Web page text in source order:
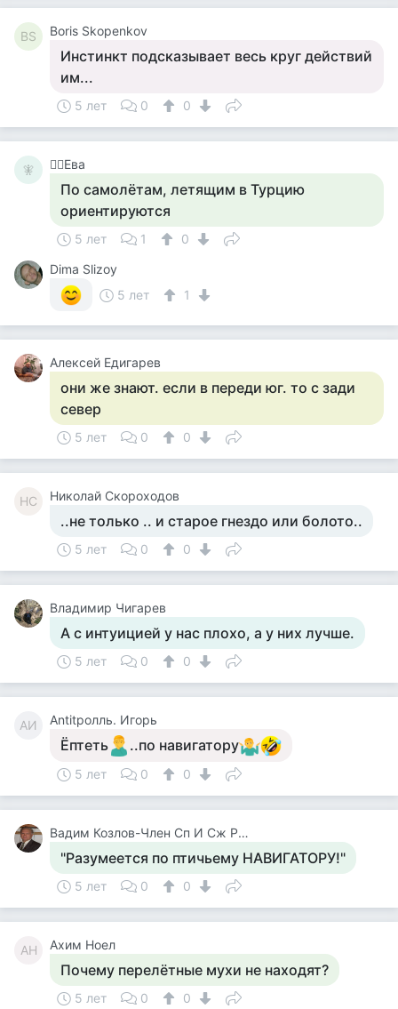
BS Boris Skopenkov
Инстинкт подсказывает весь круг действий
им...
5 лет 0 0
🧚‍ 🧚‍♀️Ева
По самолётам, летящим в Турцию
ориентируются
5 лет 1
0
Dima Slizoy
5 лет
1
Алексей Едигарев
они же знают. если в переди юг. то с зади
север
5 лет 0 0
НС Николай Скороходов
..не только .. и старое гнездо или болото..
5 лет 0 0
Владимир Чигарев
А с интуицией у нас плохо, а у них лучше.
5 лет 0 0
AИ Antitролль. Игорь
Ёптеть ..по навигатору
5 лет 0 0
Вадим Козлов-Член Сп И Сж России.будут Вопросы -Звоните 8 926 571 18 95
"Разумеется по птичьему НАВИГАТОРУ!"
5 лет 0 0
АН Ахим Ноел
Почему перелётные мухи не находят?
5 лет 0 0